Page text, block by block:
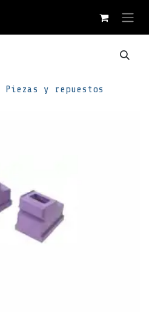
Piezas y repuestos